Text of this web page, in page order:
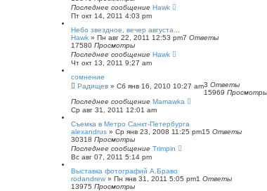
Последнее сообщение Hawk
Пт окт 14, 2011 4:03 pm
Небо звездное, вечер августа...
Hawk » Пн авг 22, 2011 12:53 pm7 Ответы
17580 Просмотры
Последнее сообщение Hawk
Чт окт 13, 2011 9:27 am
сомнение
Радищев » Сб янв 16, 2010 10:27 am3 Ответы
15969 Просмотры
Последнее сообщение Mamawka
Ср авг 31, 2011 12:01 am
Съемка в Метро Санкт-Петербурга
alexandrus » Ср янв 23, 2008 11:25 pm15 Ответы
30318 Просмотры
Последнее сообщение Trimpin
Вс авг 07, 2011 5:14 pm
Выставка фотографий А.Браво
rodandrew » Пн янв 31, 2011 5:05 pm1 Ответы
13975 Просмотры